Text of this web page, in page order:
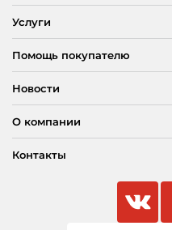
Услуги
Помощь покупателю
Новости
О компании
Контакты